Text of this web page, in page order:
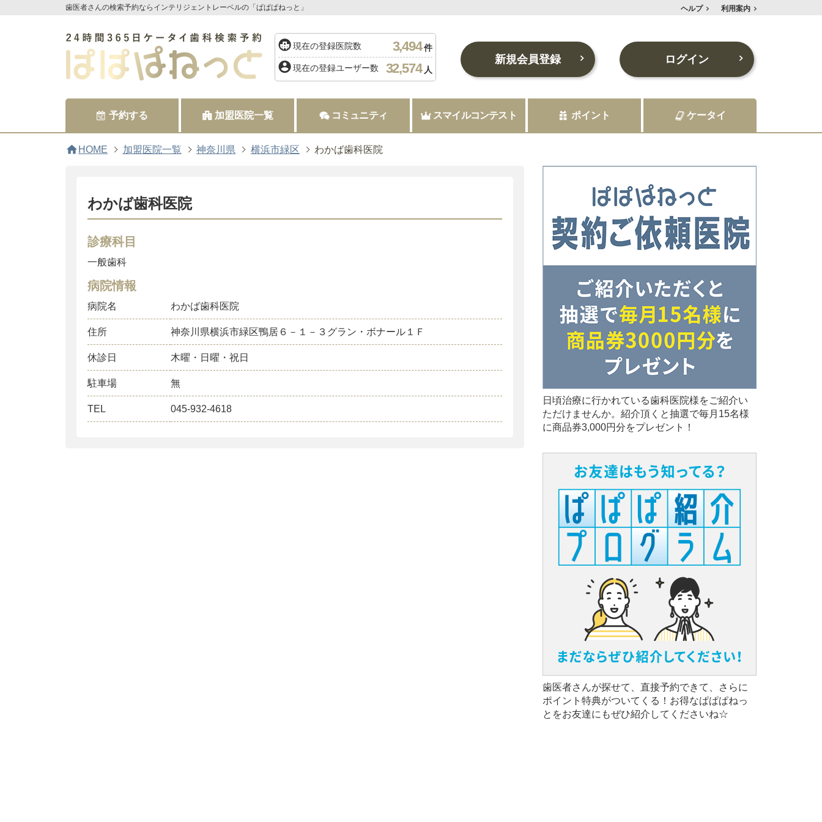
歯医者さんの検索予約ならインテリジェントレーベルの「ぱぱぱねっと」 ヘルプ 利用案内
現在の登録医院数 3,494件
現在の登録ユーザー数 32,574 人
新規会員登録 ログイン
予約する 加盟医院一覧 コミュニティ スマイルコンテスト ポイント ケータイ
home HOME 加盟医院一覧 神奈川県 横浜市緑区 わかば歯科医院
わかば歯科医院
診療科目
一般歯科
病院情報
病院名 わかば歯科医院
住所 神奈川県横浜市緑区鴨居６－１－３グラン・ボナール１Ｆ
休診日 木曜・日曜・祝日
駐車場 無
TEL 045-932-4618
日頃治療に行かれている歯科医院様をご紹介い
ただけませんか。紹介頂くと抽選で毎月15名様
に商品券3,000円分をプレゼント！
歯医者さんが探せて、直接予約できて、さらに
ポイント特典がついてくる！お得なぱぱぱねっ
とをお友達にもぜひ紹介してくださいね☆